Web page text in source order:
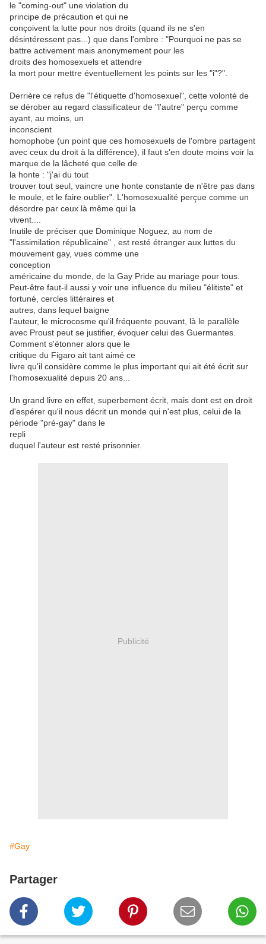
le "coming-out" une violation du
principe de précaution et qui ne
conçoivent la lutte pour nos droits (quand ils ne s'en
désintéressent pas...) que dans l'ombre : "Pourquoi ne pas se
battre activement mais anonymement pour les
droits des homosexuels et attendre
la mort pour mettre éventuellement les points sur les "i"?".
Derrière ce refus de "l'étiquette d'homosexuel", cette volonté de
se dérober au regard classificateur de "l'autre" perçu comme
ayant, au moins, un
inconscient
homophobe (un point que ces homosexuels de l'ombre partagent
avec ceux du droit à la différence), il faut s'en doute moins voir la
marque de la lâcheté que celle de
la honte : "j'ai du tout
trouver tout seul, vaincre une honte constante de n'être pas dans
le moule, et le faire oublier". L'homosexualité perçue comme un
désordre par ceux là même qui la
vivent....
Inutile de préciser que Dominique Noguez, au nom de
"l'assimilation républicaine" , est resté étranger aux luttes du
mouvement gay, vues comme une
conception
américaine du monde, de la Gay Pride au mariage pour tous.
Peut-être faut-il aussi y voir une influence du milieu "élitiste" et
fortuné, cercles littéraires et
autres, dans lequel baigne
l'auteur, le microcosme qu'il fréquente pouvant, là le parallèle
avec Proust peut se justifier, évoquer celui des Guermantes.
Comment s'étonner alors que le
critique du Figaro ait tant aimé ce
livre qu'il considère comme le plus important qui ait été écrit sur
l'homosexualité depuis 20 ans...
Un grand livre en effet, superbement écrit, mais dont est en droit
d'espérer qu'il nous décrit un monde qui n'est plus, celui de la
période "pré-gay" dans le
repli
duquel l'auteur est resté prisonnier.
Publicité
#Gay
Partager